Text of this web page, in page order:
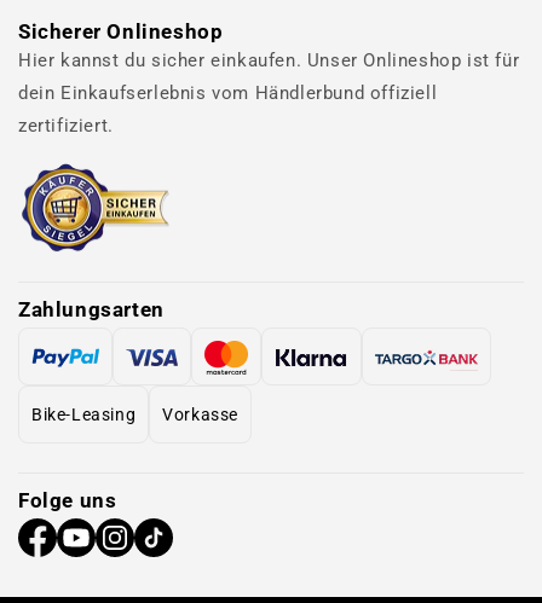
Sicherer Onlineshop
Hier kannst du sicher einkaufen. Unser Onlineshop ist für
dein Einkaufserlebnis vom Händlerbund offiziell
zertifiziert.
Zahlungsarten
Bike-Leasing Vorkasse
Folge uns